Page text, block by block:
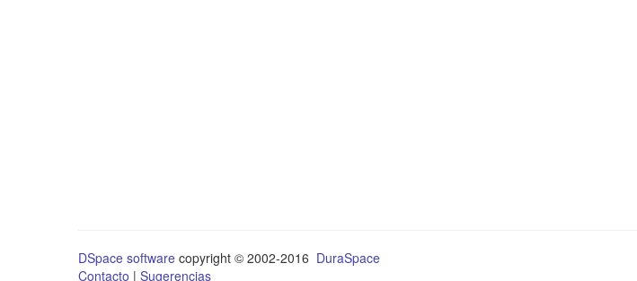
DSpace software copyright © 2002-2016 DuraSpace
Contacto | Sugerencias